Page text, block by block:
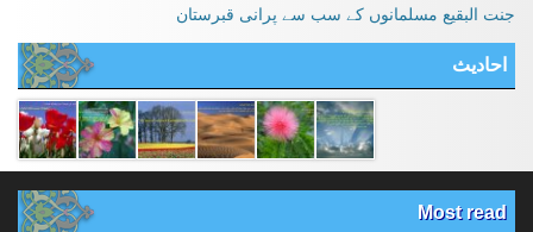
جنت البقیع مسلمانوں کے سب سے پرانی قبرستان
احادیث
Most read